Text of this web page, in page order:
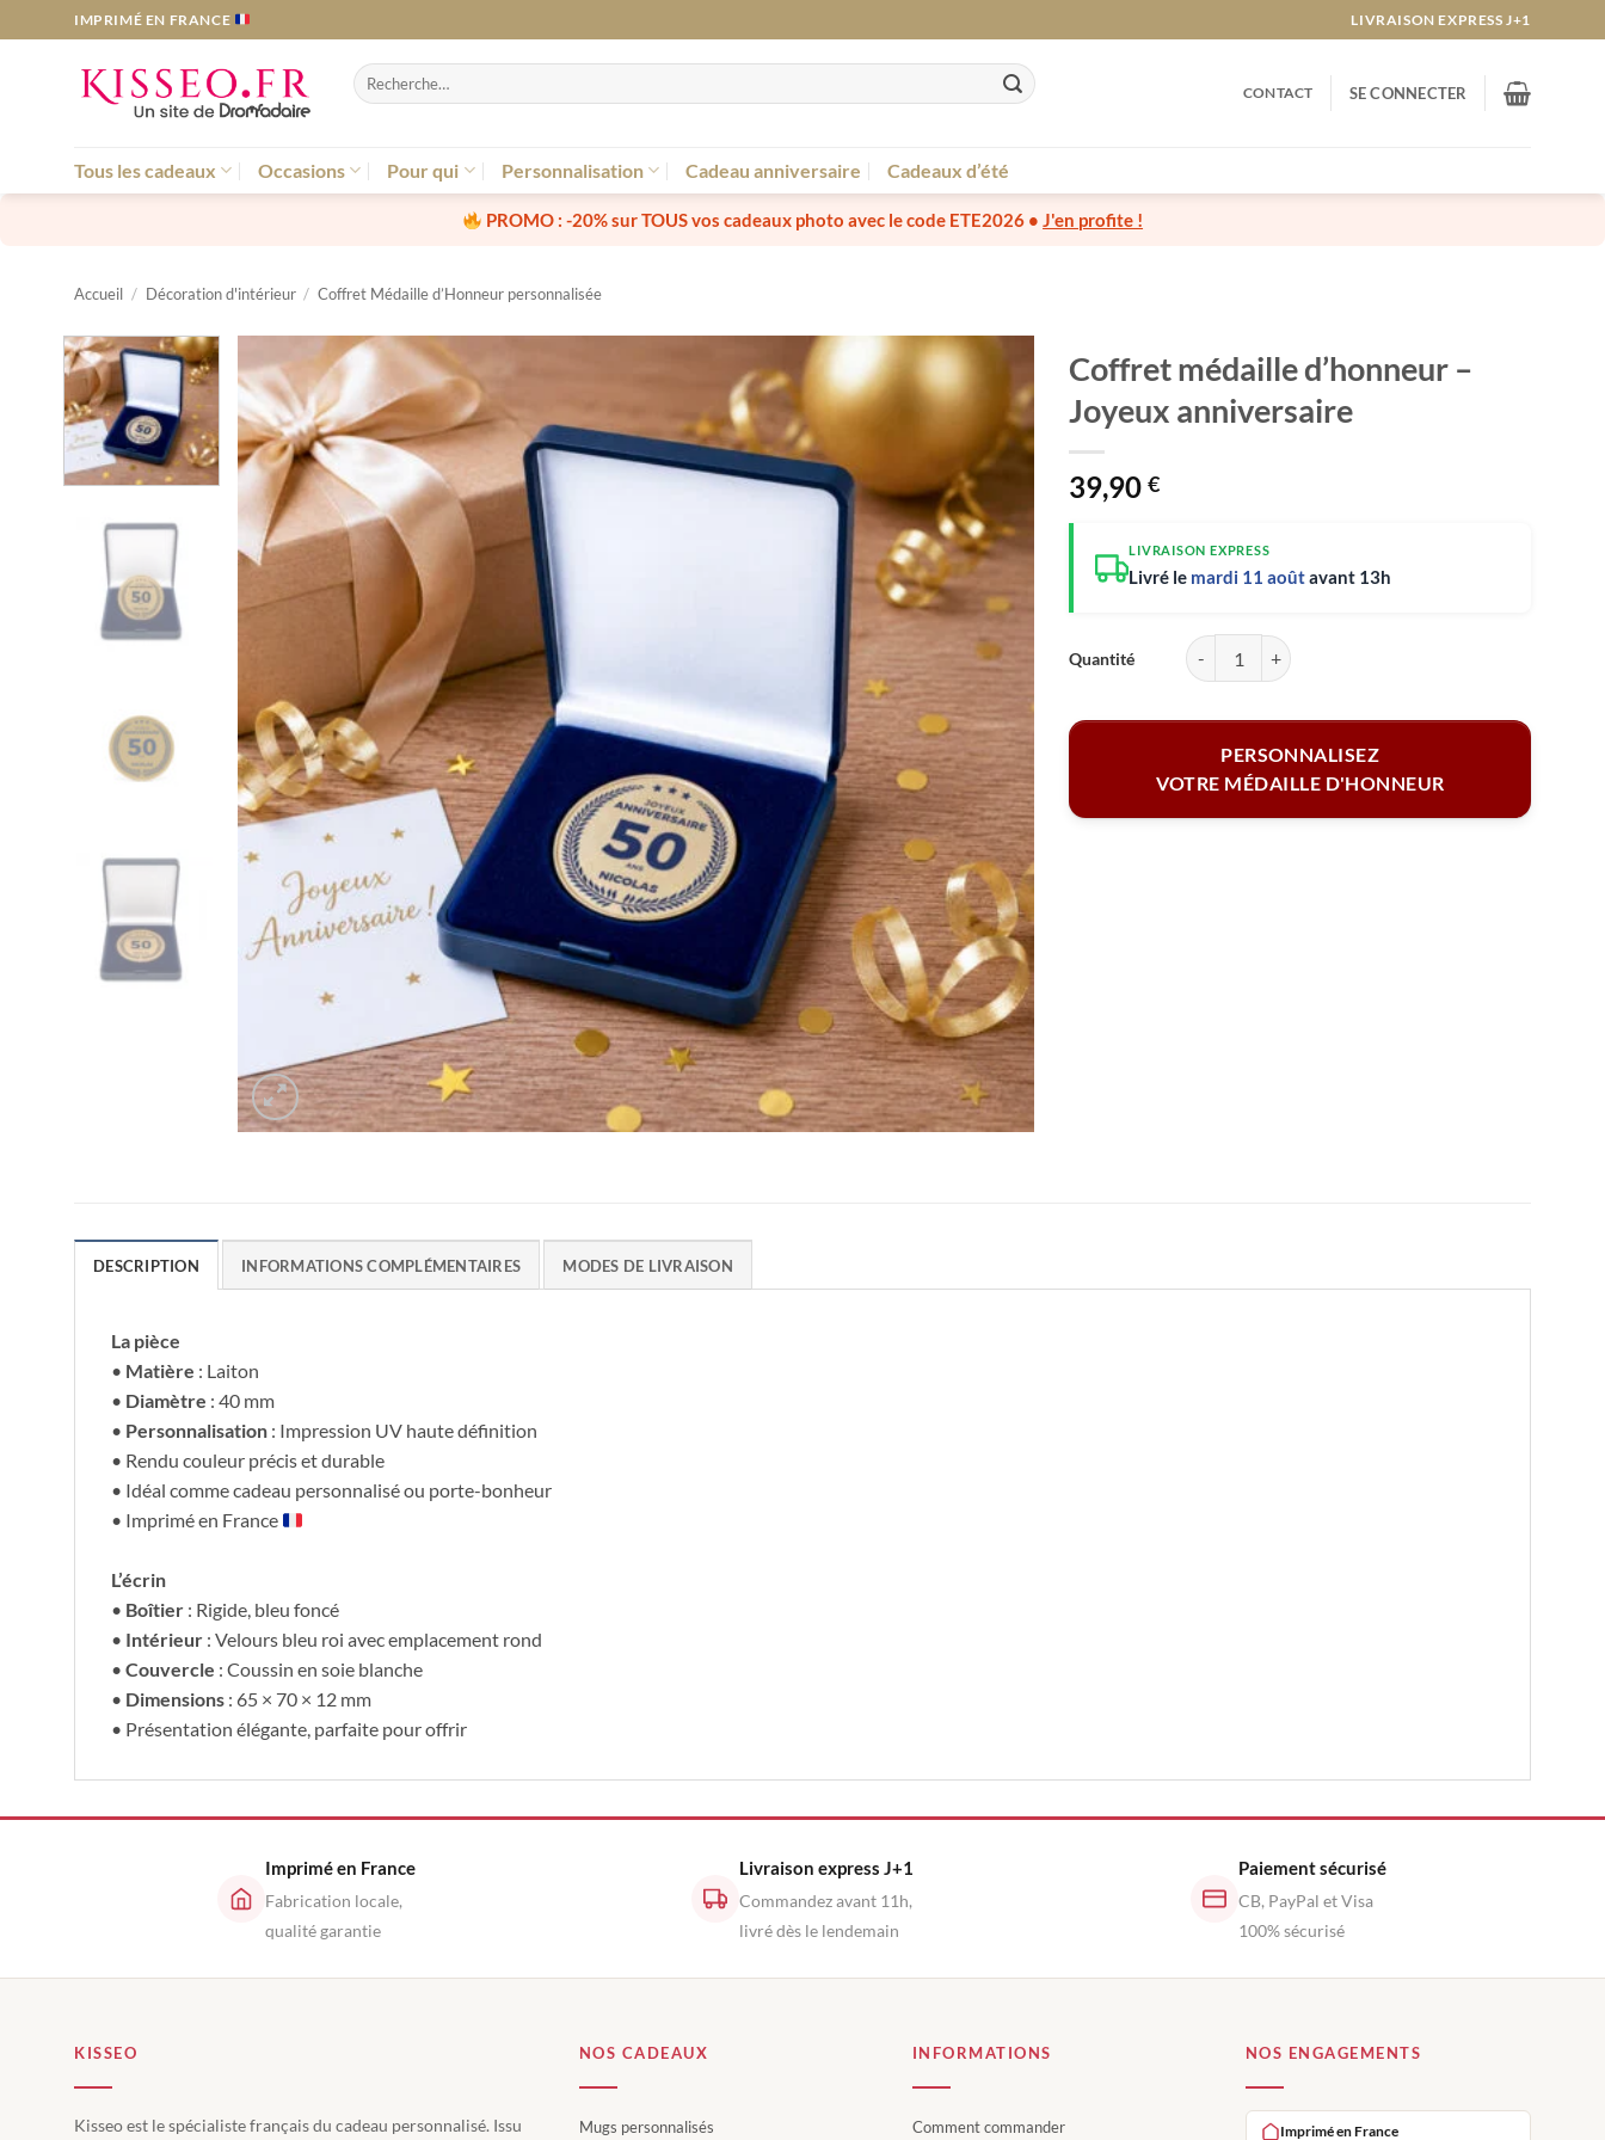
au
IMPRIMÉ EN FRANCE LIVRAISON EXPRESS J+1
Recherche
pour :
CONTACT SE CONNECTER
Tous les cadeaux Occasions Pour qui Personnalisation Cadeau anniversaire Cadeaux d’été
PROMO : -20% sur TOUS vos cadeaux photo avec le code ETE2026 •J'en profite !
Accueil / Décoration d'intérieur / Coffret Médaille d’Honneur personnalisée
Coffret médaille d’honneur –
Joyeux anniversaire
39,90€
LIVRAISON EXPRESS
Livré le mardi 11 aoûtavant 13h
quantité de Coffret médaille d'honneur - Joyeux anniversaire
PERSONNALISEZ
VOTRE MÉDAILLE D'HONNEUR
DESCRIPTION INFORMATIONS COMPLÉMENTAIRES MODES DE LIVRAISON
La pièce
• Matière : Laiton
• Diamètre : 40 mm
• Personnalisation : Impression UV haute définition
• Rendu couleur précis et durable
• Idéal comme cadeau personnalisé ou porte-bonheur
• Imprimé en France
L’écrin
• Boîtier : Rigide, bleu foncé
• Intérieur : Velours bleu roi avec emplacement rond
• Couvercle : Coussin en soie blanche
• Dimensions : 65 × 70 × 12 mm
• Présentation élégante, parfaite pour offrir
Imprimé en France
Fabrication locale,
qualité garantie
Livraison express J+1
Commandez avant 11h,
livré dès le lendemain
Paiement sécurisé
CB, PayPal et Visa
100% sécurisé
KISSEO
Kisseo est le spécialiste français du cadeau personnalisé. Issu
NOS CADEAUX
Mugs personnalisés
INFORMATIONS
Comment commander
NOS ENGAGEMENTS
Imprimé en France